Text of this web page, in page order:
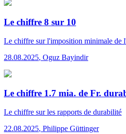
Le chiffre 8 sur 10
Le chiffre sur l'imposition minimale de
28.08.2025, Oguz Bayindir
Le chiffre 1.7 mia. de Fr.
Le chiffre sur les rapports de durabilité
22.08.2025, Philippe Güttinger